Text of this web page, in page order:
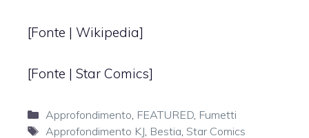
[Fonte | Wikipedia]
[Fonte | Star Comics]
Categorie
Approfondimento, FEATURED, Fumetti
Tag
Approfondimento KJ, Bestia, Star Comics